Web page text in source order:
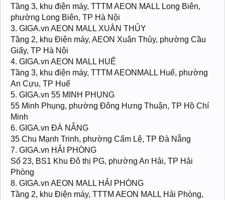
Tầng 3, khu điện máy, TTTM AEON MALL Long Biên,
phường Long Biên, TP Hà Nội
3. GIGA.vn AEON MALL XUÂN THỦY
Tầng 2, khu Điện máy, AEON Xuân Thủy, phường Cầu
Giấy, TP Hà Nội
4. GIGA.vn AEON MALL HUẾ
Tầng 3, khu điện máy, TTTM AEONMALL Huế, phường
An Cựu, TP Huế
5. GIGA.vn 55 MINH PHỤNG
55 Minh Phụng, phường Đông Hưng Thuận, TP Hồ Chí
Minh
6. GIGA.vn ĐÀ NẴNG
35 Chu Mạnh Trinh, phường Cẩm Lệ, TP Đà Nẵng
7. GIGA.vn HẢI PHÒNG
Số 23, BS1 Khu Đô thị PG, phường An Hải, TP Hải
Phòng
8. GIGA.vn AEON MALL HẢI PHÒNG
Tầng 2, khu Điện máy, TTTM AEON MALL Hải Phòng,